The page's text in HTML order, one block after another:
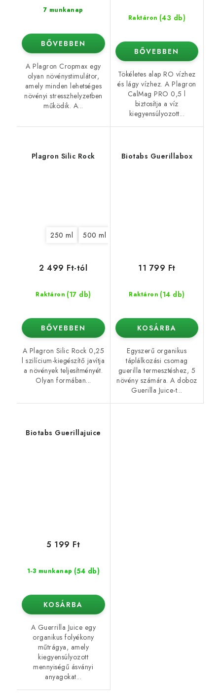
7 munkanap
BŐVEBBEN
A Plagron Cropmax egy
olyan növénystimulátor,
amely minden lehetséges
növényi stresszhelyzetben
működik. A...
Raktáron (43 db)
BŐVEBBEN
Tökéletes alap RO vízhez
és lágy vízhez. A Plagron
CalMag PRO 0,5 l
biztosítja a víz
kiegyensúlyozott...
Plagron Silic Rock
250 ml 500 ml
Raktáron (17 db)
2 499 Ft-tól
BŐVEBBEN
A Plagron Silic Rock 0,25
l szilícium-kiegészítő javítja
a növények teljesítményét.
Olyan formában...
Biotabs Guerillabox
Raktáron (14 db)
11 799 Ft
KOSÁRBA
Egyszerű organikus
táplálkozási csomag
guerilla termesztéshez, 5
növény számára. A doboz
Guerilla Juice-t...
Biotabs Guerillajuice
1-3 munkanap (54 db)
5 199 Ft
KOSÁRBA
A Guerrilla Juice egy
organikus folyékony
műtrágya, amely
kiegyensúlyozott
mennyiségű ásványi
anyagokat...